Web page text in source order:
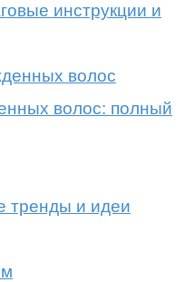
инструкции и
волос: полный
тренды и идеи